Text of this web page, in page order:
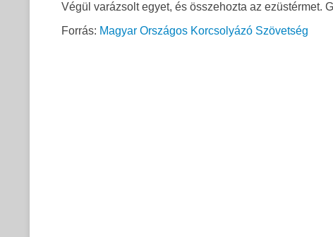
Végül varázsolt egyet, és összehozta az ezüstérmet.
Forrás: Magyar Országos Korcsolyázó Szövetség